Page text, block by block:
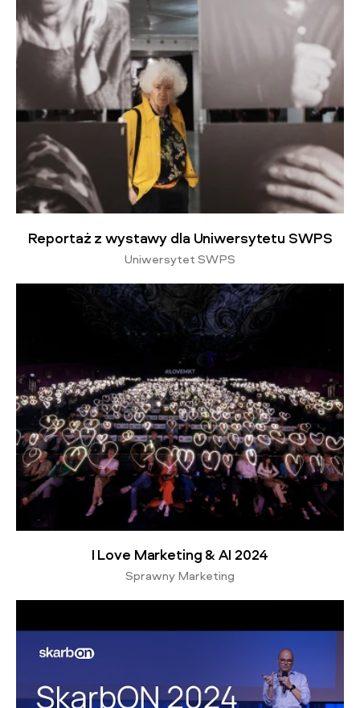
Reportaż z wystawy dla Uniwersytetu SWPS
Uniwersytet SWPS
I Love Marketing & AI 2024
Sprawny Marketing